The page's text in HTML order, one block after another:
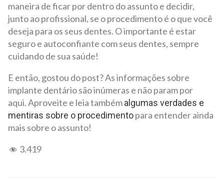
maneira de ficar por dentro do assunto e decidir,
junto ao profissional, se o procedimento é o que você
deseja para os seus dentes. O importante é estar
seguro e autoconfiante com seus dentes, sempre
cuidando de sua saúde!
E então, gostou do post? As informações sobre
implante dentário são inúmeras e não param por
aqui. Aproveite e leia tambémalgumas verdades e
mentiras sobre o procedimentopara entender ainda
mais sobre o assunto!
3.419